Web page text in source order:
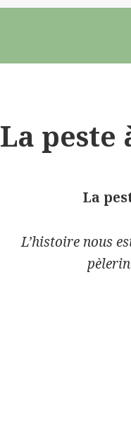
La peste
La
L’histoire nous